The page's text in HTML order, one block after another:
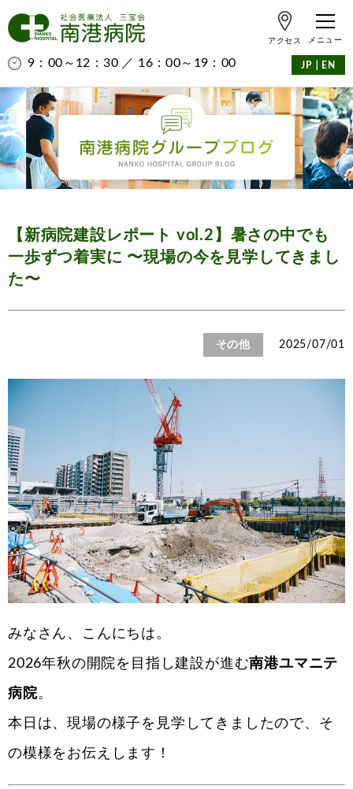
9：00～12：30 ／ 16：00～19：00
アクセス
JP EN
【新病院建設レポート vol.2】暑さの中でも
一歩ずつ着実に 〜現場の今を見学してきまし
た〜
その他 2025/07/01
みなさん、こんにちは。
2026年秋の開院を目指し建設が進む南港ユマニテ
病院。
本日は、現場の様子を見学してきましたので、そ
の模様をお伝えします！